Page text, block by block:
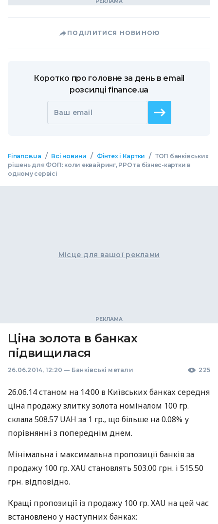
ПОДІЛИТИСЯ НОВИНОЮ
Коротко про головне за день в email
розсилці finance.ua
Ваш email
Finance.ua / Всі новини / Фінтех і Картки / ТОП банківських
рішень для ФОП: коли еквайринг, РРО та бізнес-картки в
одному сервісі
Місце для вашої реклами
Ціна золота в банках
підвищилася
26.06.2014, 12:20 — Банківські метали 225
26.06.14 станом на 14:00 в Київських банках середня
ціна продажу злитку золота номіналом 100 гр.
склала 508.57 UAH за 1 гр., що більше на 0.08% у
порівнянні з попереднім днем.
Мінімальна і максимальна пропозиції банків за
продажу 100 гр. XAU становлять 503.00 грн. і 515.50
грн. відповідно.
Кращі пропозиції із продажу 100 гр. XAU на цей час
встановлено у наступних банках: